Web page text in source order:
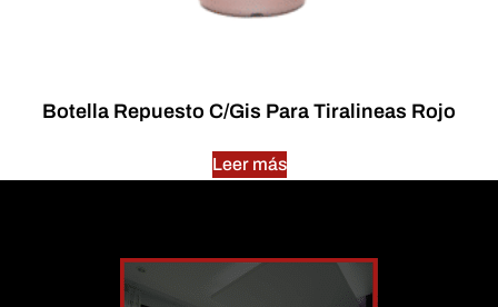
Botella Repuesto C/Gis Para Tiralineas Rojo
Leer más